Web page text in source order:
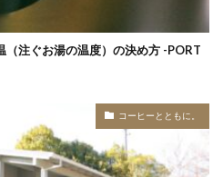
注ぐお湯の温度）の決め方 -PORT
コーヒーとともに。